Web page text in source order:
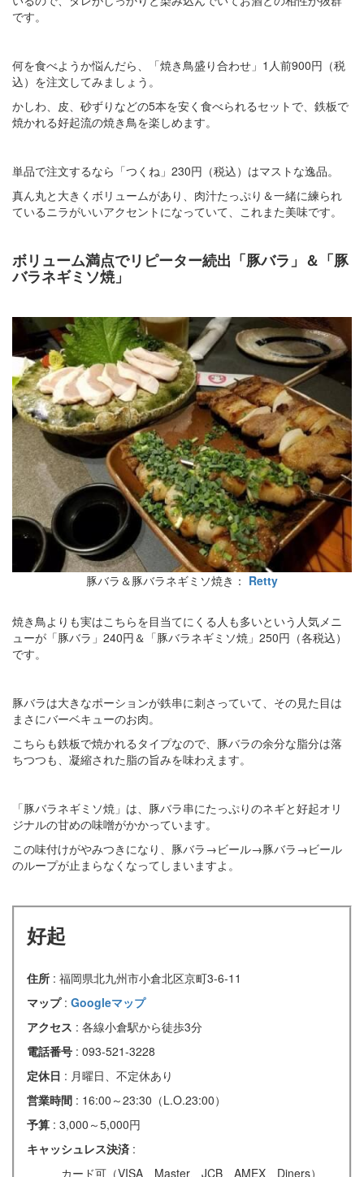
です。
何を食べようか悩んだら、「焼き鳥盛り合わせ」1人前900円（税
込）を注文してみましょう。
かしわ、皮、砂ずりなどの5本を安く食べられるセットで、鉄板で
焼かれる好起流の焼き鳥を楽しめます。
単品で注文するなら「つくね」230円（税込）はマストな逸品。
真ん丸と大きくボリュームがあり、肉汁たっぷり＆一緒に練られ
ているニラがいいアクセントになっていて、これまた美味です。
ボリューム満点でリピーター続出「豚バラ」＆「豚
バラネギミソ焼」
豚バラ＆豚バラネギミソ焼き： Retty
焼き鳥よりも実はこちらを目当てにくる人も多いという人気メニ
ューが「豚バラ」240円＆「豚バラネギミソ焼」250円（各税込）
です。
豚バラは大きなポーションが鉄串に刺さっていて、その見た目は
まさにバーベキューのお肉。
こちらも鉄板で焼かれるタイプなので、豚バラの余分な脂分は落
ちつつも、凝縮された脂の旨みを味わえます。
「豚バラネギミソ焼」は、豚バラ串にたっぷりのネギと好起オリ
ジナルの甘めの味噌がかかっています。
この味付けがやみつきになり、豚バラ→ビール→豚バラ→ビール
のループが止まらなくなってしまいますよ。
好起
住所 : 福岡県北九州市小倉北区京町3-6-11
マップ : Googleマップ
アクセス : 各線小倉駅から徒歩3分
電話番号 : 093-521-3228
定休日 : 月曜日、不定休あり
営業時間 : 16:00～23:30（L.O.23:00）
予算 : 3,000～5,000円
キャッシュレス決済 :
カード可（VISA、Master、JCB、AMEX、Diners）